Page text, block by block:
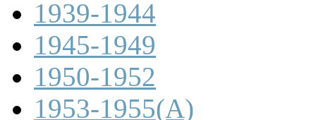
1939-1944
1945-1949
1950-1952
1953-1955(A)